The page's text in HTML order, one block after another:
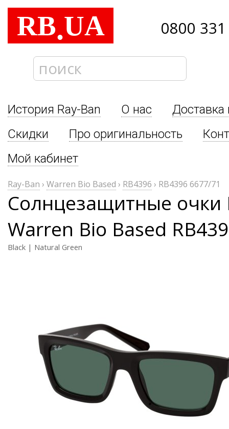
RB.UA 0800
История Ray-Ban О нас
Доставка
Скидки
Про оригинальность
Мой кабинет
Ray-Ban › Warren Bio Based › RB4396 › RB4396 6677/71
Солнцезащитные очки
Warren Bio Based
Black | Natural Green